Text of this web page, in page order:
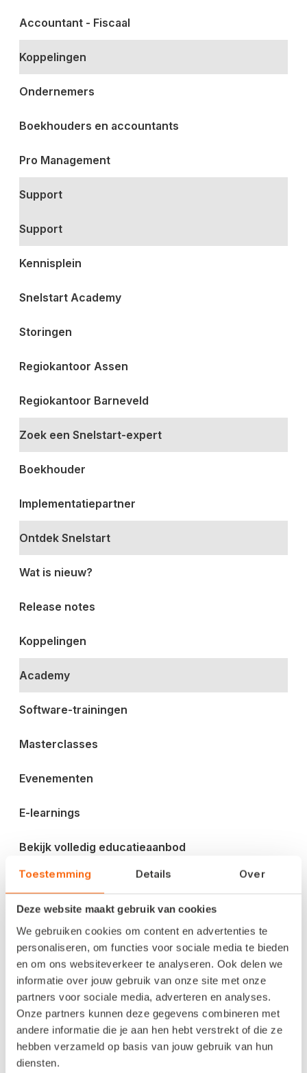
Toestemming Details Over
Deze website maakt gebruik van cookies
We gebruiken cookies om content en advertenties te
personaliseren, om functies voor sociale media te bieden
en om ons websiteverkeer te analyseren. Ook delen we
informatie over jouw gebruik van onze site met onze
partners voor sociale media, adverteren en analyses.
Onze partners kunnen deze gegevens combineren met
andere informatie die je aan hen hebt verstrekt of die ze
hebben verzameld op basis van jouw gebruik van hun
diensten.
Accountant - Fiscaal
Koppelingen
Ondernemers
Boekhouders en accountants
Pro Management
Support
Support
Kennisplein
Snelstart Academy
Storingen
Regiokantoor Assen
Regiokantoor Barneveld
Zoek een Snelstart-expert
Boekhouder
Implementatiepartner
Ontdek Snelstart
Wat is nieuw?
Release notes
Koppelingen
Academy
Software-trainingen
Masterclasses
Evenementen
E-learnings
Bekijk volledig educatieaanbod
Blog en inspiratie
Factureren
Btw-aangifte
Digitaliseren
Ondernemen
Veiligheid